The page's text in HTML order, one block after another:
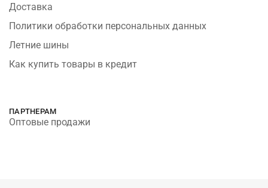
Доставка
Политики обработки персональных данных
Летние шины
Как купить товары в кредит
ПАРТНЕРАМ
Оптовые продажи